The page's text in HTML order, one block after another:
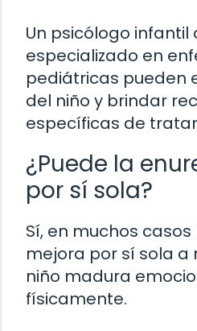
Un psicólogo infantil
especializado en
pediátricas pueden
del niño y brindar
específicas de
¿Puede la
por sí sola?
Sí, en muchos
mejora por sí sola a
niño madura
físicamente.